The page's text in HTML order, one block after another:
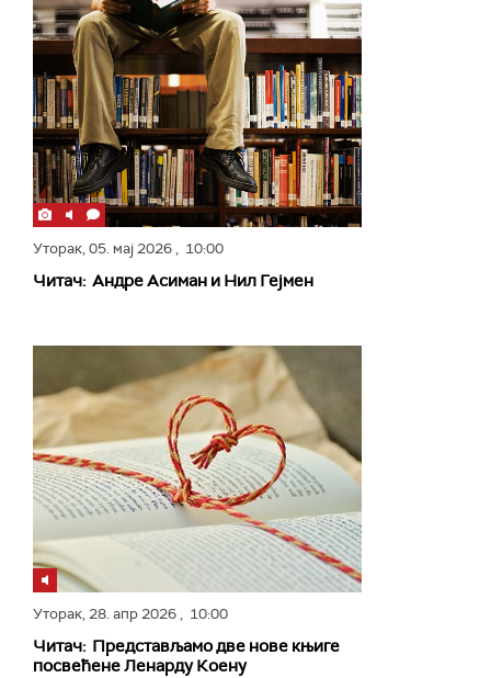
Уторак,05. мај 2026, 10:00
Читач: Андре Асиман и Нил Гејмен
Уторак,28. апр 2026, 10:00
Читач: Представљамо две нове књиге
посвећене Ленарду Коену